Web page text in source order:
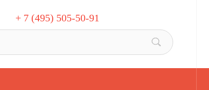
+ 7 (495) 505-50-91